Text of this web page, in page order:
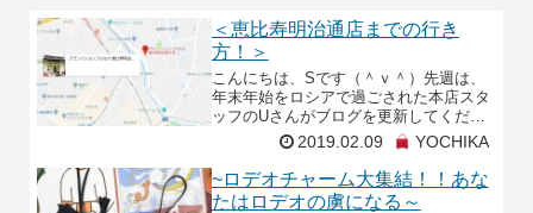
＜恵比寿明治通店までの行き
方！＞
こんにちは、Sです（＾ｖ＾）先週は、
年末年始をロシアで過ごされた本店スタ
ッフのUさんがブログを更新してくださ
りました！行動力がさすがですよね！そ
して、私も読んでいて実際にロシアに行
ってみたくなりました
2019.02.09 YOCHIKA
~ロデオチャーム大集結！！あな
たはロデオの虜になる～